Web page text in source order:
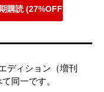
購読 (27%OFF)
ディション（増刊
同一です。